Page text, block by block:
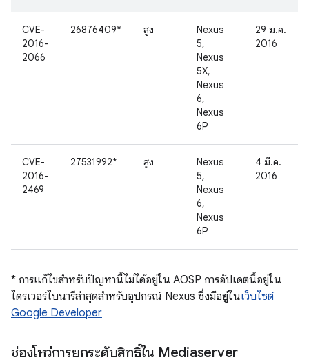
CVE-
2016-
2066
26876409* สูง
Nexus
5,
Nexus
5X,
Nexus
6,
Nexus
6P
29 ม.ค.
2016
CVE-
2016-
2469
27531992* สูง
Nexus
5,
Nexus
6,
Nexus
6P
4 มี.ค.
2016
* การแก้ไขสำหรับปัญหานี้ไม่ได้อยู่ใน AOSP การอัปเดตนี้อยู่ใน
ไดรเวอร์ไบนารีล่าสุดสำหรับอุปกรณ์ Nexus ซึ่งมีอยู่ในเว็บไซต์
Google Developer
ช่องโหว่การยกระดับสิทธิ์ใน Mediaserver